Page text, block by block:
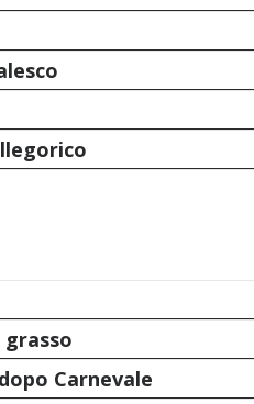
grasso
Carnevale